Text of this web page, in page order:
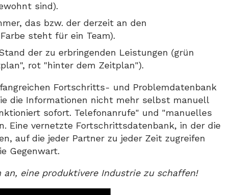
sind).
das bzw. der derzeit an den
steht für ein Team).
der zu erbringenden Leistungen (grün
rot "hinter dem Zeitplan").
Fortschritts- und Problemdatenbank
die Informationen nicht mehr selbst manuell
sofort. Telefonanrufe" und "manuelles
Eine vernetzte Fortschrittsdatenbank, in der die
auf die jeder Partner zu jeder Zeit zugreifen
Gegenwart.
an, eine produktivere Industrie zu schaffen!